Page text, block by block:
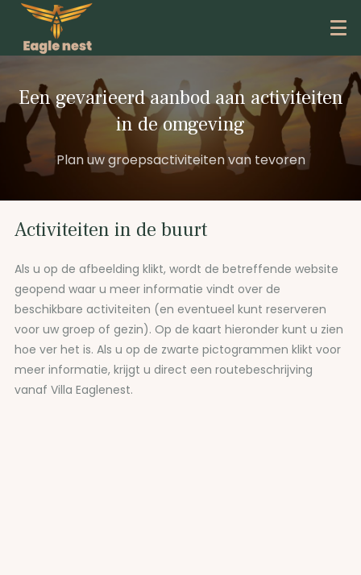
Een gevarieerd aanbod aan activiteiten
in de omgeving
Plan uw groepsactiviteiten van tevoren
Activiteiten in de buurt
Als u op de afbeelding klikt, wordt de betreffende website
geopend waar u meer informatie vindt over de
beschikbare activiteiten (en eventueel kunt reserveren
voor uw groep of gezin). Op de kaart hieronder kunt u zien
hoe ver het is. Als u op de zwarte pictogrammen klikt voor
meer informatie, krijgt u direct een routebeschrijving
vanaf Villa Eaglenest.